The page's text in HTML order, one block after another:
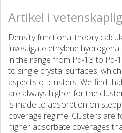
Artikel i
Density functional theory
investigate ethylene
in the range from Pd-13 to Pd-
to single crystal surfaces,
aspects of clusters. We find
are always higher for the
is made to adsorption on
coverage regime. Clusters are
higher adsorbate coverages